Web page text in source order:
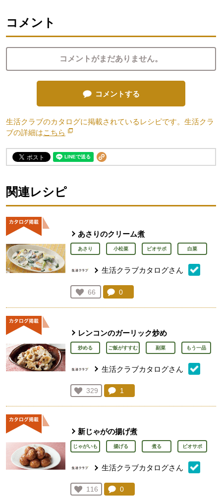
コメント
コメントがまだありません。
コメントする
生活クラブのカタログに掲載されているレシピです。生活クラ
ブの詳細はこちら 別のウィンドウで開きます。
関連レシピ
あさりのクリーム煮
あさり 小松菜 ビオサポ 白菜
生活クラブカタログさん
お気に入り登録：
66
人が登録
コメント：
0
レンコンのガーリック炒め
炒める ご飯がすすむ 副菜 もう一品
生活クラブカタログさん
お気に入り登録：
329
人が登録
コメント：
1
新じゃがの揚げ煮
じゃがいも 揚げる 煮る ビオサポ
生活クラブカタログさん
お気に入り登録：
116
人が登録
コメント：
0